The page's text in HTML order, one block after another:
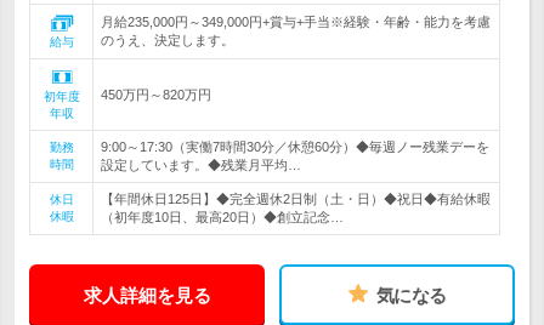
給与
月給235,000円～349,000円+賞与+手当※経験・年齢・能力を考慮
のうえ、決定します。
初年度
年収
450万円～820万円
勤務
時間
9:00～17:30（実働7時間30分／休憩60分）◆毎週ノー残業デーを
設定しています。◆残業月平均…
休日
休暇
【年間休日125日】◆完全週休2日制（土・日）◆祝日◆有給休暇
（初年度10日、最高20日）◆創立記念…
求人詳細を見る 気になる